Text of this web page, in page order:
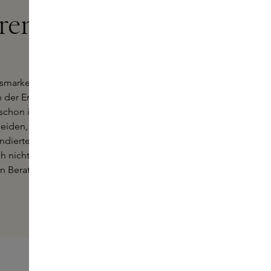
Wie wäre es mit
Emotionen und Erinnerungen,
immer ein Parfüm von
welche Variante am besten zu
Entscheidung zu treffen,
nicht entscheiden? In unserer
weiter.